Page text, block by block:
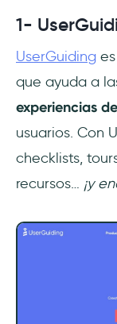
1-
UserGuiding
que ayuda a
experiencias
usuarios. Con
checklists,
recursos… ¡y